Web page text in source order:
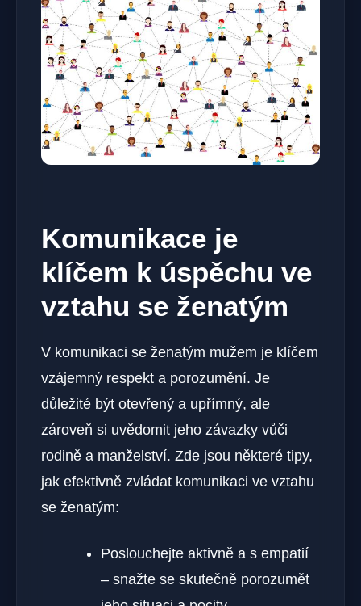
Komunikace je
klíčem k úspěchu ve
vztahu se ženatým
V komunikaci se ženatým mužem je klíčem
vzájemný respekt a porozumění. Je
důležité být otevřený a upřímný, ale
zároveň si uvědomit jeho závazky vůči
rodině a manželství. Zde jsou některé tipy,
jak efektivně zvládat komunikaci ve vztahu
se ženatým:
Poslouchejte aktivně a s empatií
– snažte se skutečně porozumět